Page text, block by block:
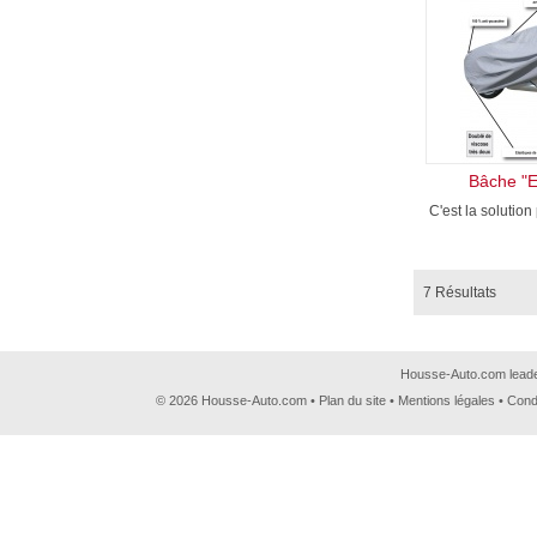
Bâche
C'est la solution
7 Résultats
Housse-Auto.com
© 2026 Housse-Auto.com • Plan du site • Mentions légales •